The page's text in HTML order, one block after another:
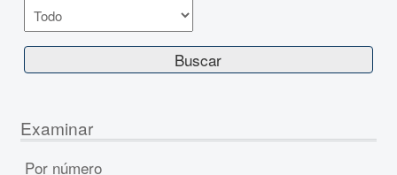
Examinar
Por número